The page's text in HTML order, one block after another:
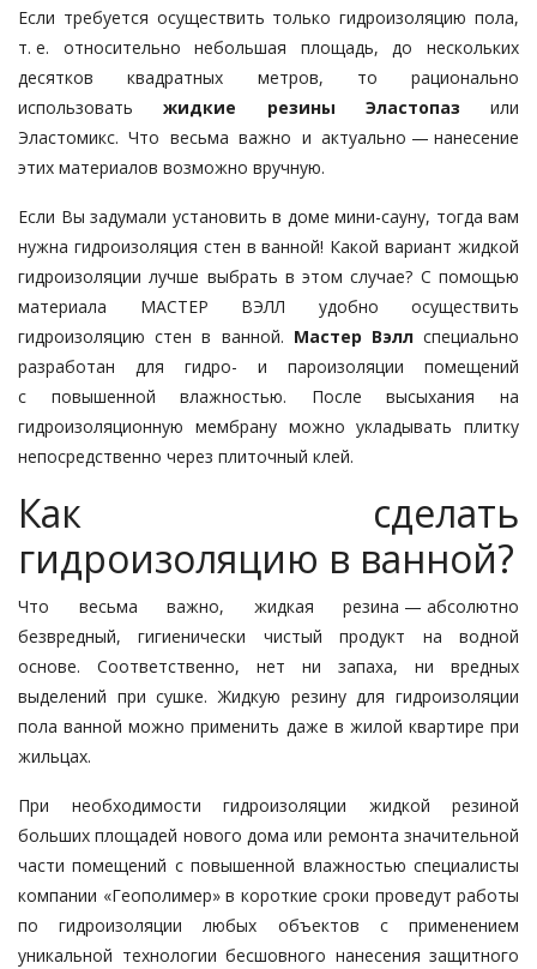
Если требуется осуществить только гидроизоляцию пола,
т. е. относительно небольшая площадь, до нескольких
десятков квадратных метров, то рационально
использоватьжидкие резины Эластопаз или
Эластомикс. Что весьма важно и актуально — ​нанесение
этих материалов возможно вручную.
Если Вы задумали установить в доме мини-сауну, тогда вам
нужна гидроизоляция стен в ванной! Какой вариант жидкой
гидроизоляции лучше выбрать в этом случае? С помощью
материала МАСТЕР ВЭЛЛ удобно осуществить
гидроизоляцию стен в ванной. Мастер Вэллспециально
разработан для гидро- и пароизоляции помещений
с повышенной влажностью. После высыхания на
гидроизоляционную мембрану можно укладывать плитку
непосредственно через плиточный клей.
Как сделать
гидроизоляцию в ванной?
Что весьма важно, жидкая резина — ​абсолютно
безвредный, гигиенически чистый продукт на водной
основе. Соответственно, нет ни запаха, ни вредных
выделений при сушке. Жидкую резину для гидроизоляции
пола ванной можно применить даже в жилой квартире при
жильцах.
При необходимости гидроизоляции жидкой резиной
больших площадей нового дома или ремонта значительной
части помещений с повышенной влажностью специалисты
компании «Геополимер» в короткие сроки проведут работы
по гидроизоляции любых объектов с применением
уникальной технологии бесшовного нанесения защитного